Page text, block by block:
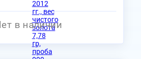
в наличии